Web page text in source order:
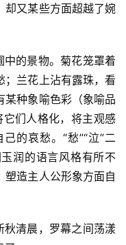
却又某些方面超越了婉
中的景物。菊花笼罩着
；兰花上沾有露珠，看
某种象喻色彩（象喻品
它们人格化，将主观感
的哀愁。“愁”“泣”二
润的语言风格有所不
塑造主人公形象方面自
秋清晨，罗幕之间荡漾